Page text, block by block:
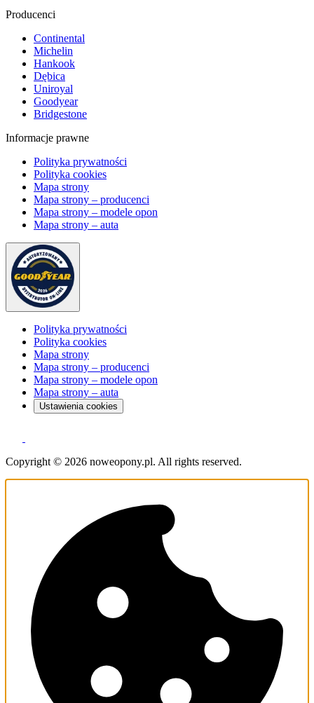
Producenci
Continental
Michelin
Hankook
Dębica
Uniroyal
Goodyear
Bridgestone
Informacje prawne
Polityka prywatności
Polityka cookies
Mapa strony
Mapa strony – producenci
Mapa strony – modele opon
Mapa strony – auta
Polityka prywatności
Polityka cookies
Mapa strony
Mapa strony – producenci
Mapa strony – modele opon
Mapa strony – auta
Ustawienia cookies
Copyright © 2026 noweopony.pl. All rights reserved.